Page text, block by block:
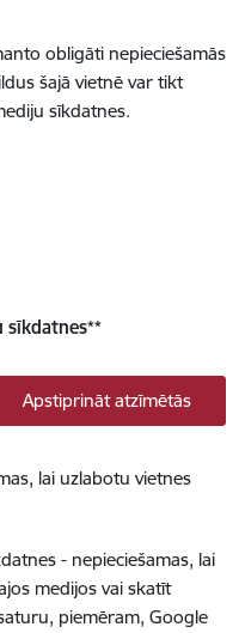
obligāti nepieciešamās
šajā vietnē var tikt
sīkdatnes.
sīkdatnes**
Apstiprināt atzīmētās
lai uzlabotu vietnes
- nepieciešamas, lai
medijos vai skatīt
piemēram, Google